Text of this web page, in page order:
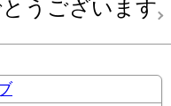
うございます